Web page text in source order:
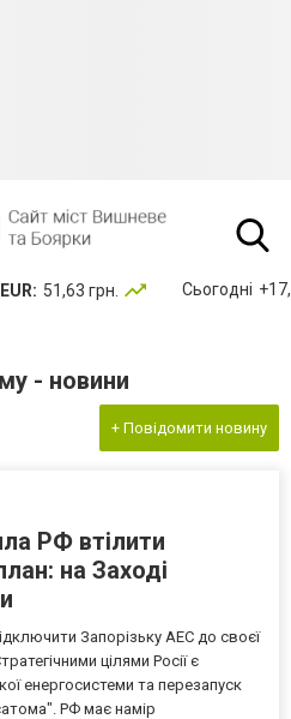
EUR: 51,63 грн. Сьогодні
- новини
+ Повідомити новину
РФ втілити
на Заході
Запорізьку АЕС до своєї
цілями Росії є
енергосистеми та перезапуск
РФ має намір